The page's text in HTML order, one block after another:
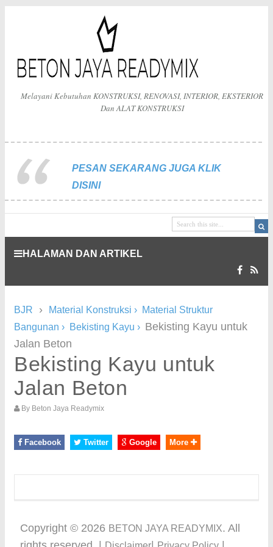
Melayani Kebutuhan KONSTRUKSI, RENOVASI, INTERIOR, EKSTERIOR
Dan ALAT KONSTRUKSI
PESAN SEKARANG JUGA KLIK
DISINI
HALAMAN DAN ARTIKEL
BJR › Material Konstruksi › Material Struktur
Bangunan › Bekisting Kayu › Bekisting Kayu untuk
Jalan Beton
Bekisting Kayu untuk
Jalan Beton
By Beton Jaya Readymix
Facebook Twitter Google More
Copyright © 2026 BETON JAYA READYMIX. All